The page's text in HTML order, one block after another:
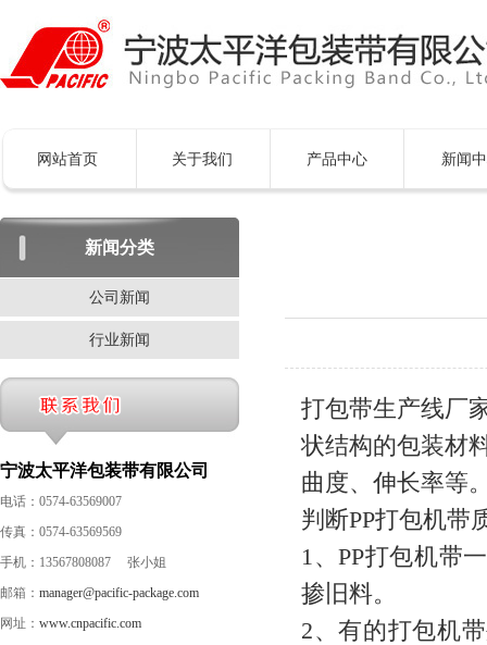
网站首页 关于我们 产品中心 新闻
新闻分类
公司新闻
行业新闻
宁波太平洋包装带有限公司
电话：0574-63569007
传真：0574-63569569
手机：13567808087 张小姐
邮箱： manager@pacific-package.com
网址： www.cnpacific.com
打包带生产线厂
状结构的包装材
曲度、伸长率等
判断PP打包机带
1、PP打包机带
掺旧料。
2、有的打包机